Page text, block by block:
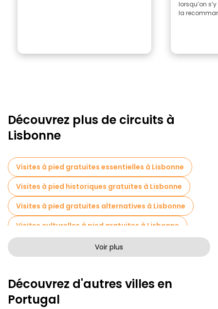
lorsqu’on
la
Découvrez plus de circuits à
Lisbonne
Visites à pied gratuites essentielles à Lisbonne
Visites à pied historiques gratuites à Lisbonne
Visites à pied gratuites alternatives à Lisbonne
Visites culturelles à pied gratuites à Lisbonne
Visites à pied sans art à Lisbonne
Tournée des pubs à Lisbonne
Visites autoguidées en Lisbonne
Voir plus
Découvrez d'autres villes en
Portugal